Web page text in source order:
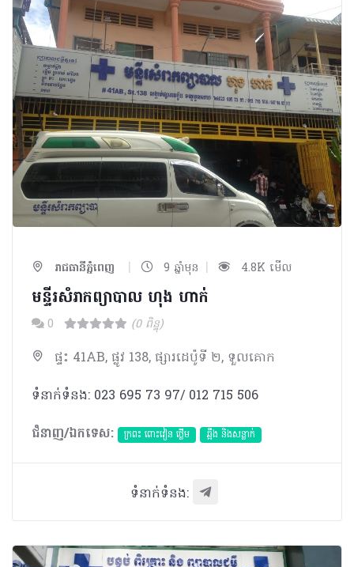
រាជធានីភ្នំពេញ | 9 ឆ្នាំមុន | 4.8K មើល
មន្ទីរសំរាកព្យាបាល ហុង ហាក់
0 (0 ពិន្ទុ)
ផ្ទះ 41AB, ផ្លូវ 138, ផ្សារដេប៉ូទី ២, ទួលគោក
ទំនាក់ទំនង: 023 695 73 97/ 012 715 506
ជំនាញ/ឯកទេស:
ក្រពះ ពោះវៀន ថ្លើម ឆ្អឹង និងសន្លាក់
ទំនាក់ទំនង: